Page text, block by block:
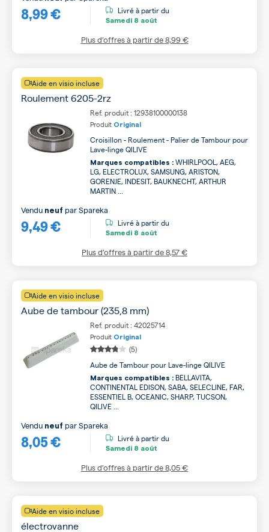
8,99 € Livré à partir du
Samedi 8 août
Plus d’offres à partir de8,99 €
Aide en visio incluse
Roulement 6205-2rz
Ref. produit : 12938100000138
Produit Original
Croisillon - Roulement - Palier de Tambour pour
Lave-linge QILIVE
Marques compatibles : WHIRLPOOL, AEG,
LG, ELECTROLUX, SAMSUNG, ARISTON,
GORENJE, INDESIT, BAUKNECHT, ARTHUR
MARTIN ...
9,49 €
Vendu neuf parSpareka
Livré à partir du
Samedi 8 août
Plus d’offres à partir de8,57 €
Aide en visio incluse
Aube de tambour (235,8 mm)
Ref. produit : 42025714
Produit Original
(5)
Aube de Tambour pour Lave-linge QILIVE
Marques compatibles : BELLAVITA,
CONTINENTAL EDISON, SABA, SELECLINE, FAR,
ESSENTIEL B, OCEANIC, SHARP, TUCSON,
QILIVE ...
8,05 €
Vendu neuf parSpareka
Livré à partir du
Samedi 8 août
Plus d’offres à partir de8,05 €
Aide en visio incluse
électrovanne